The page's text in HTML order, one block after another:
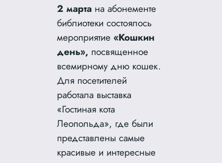
2 марта на абонементе
библиотеки состоялось
мероприятие «Кошкин
день», посвященное
всемирному дню кошек.
Для посетителей
работала выставка
«Гостиная кота
Леопольда», где были
представлены самые
красивые и интересные